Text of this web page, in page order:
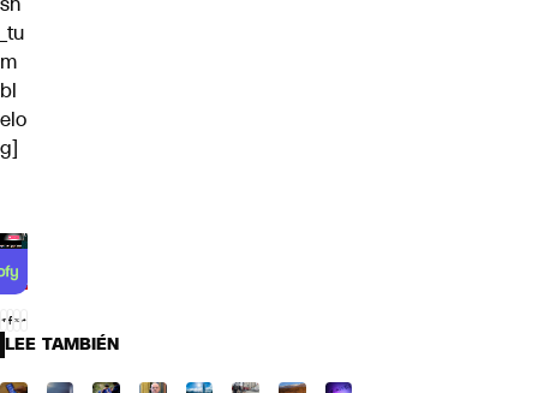
_tu
m
bl
elo
g]
LEE TAMBIÉN